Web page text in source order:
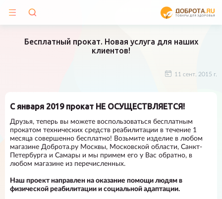
Бесплатный прокат. Новая услуга для наших
клиентов!
11 сент. 2015 г.
С января 2019 прокат НЕ ОСУЩЕСТВЛЯЕТСЯ!
Друзья, теперь вы можете воспользоваться бесплатным
прокатом технических средств реабилитации в течение 1
месяца совершенно бесплатно! Возьмите изделие в любом
магазине Доброта.ру Москвы, Московской области, Санкт-
Петербурга и Самары и мы примем его у Вас обратно, в
любом магазине из перечисленных.
Наш проект направлен на оказание помощи людям в
физической реабилитации и социальной адаптации.